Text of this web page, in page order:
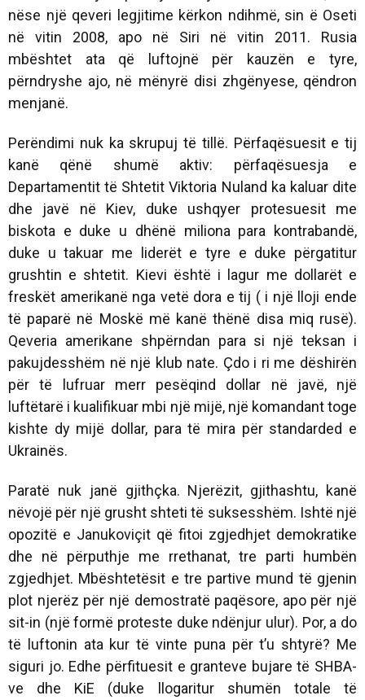
nëse një qeveri legjitime kërkon ndihmë, sin ë Oseti
në vitin 2008, apo në Siri në vitin 2011. Rusia
mbështet ata që luftojnë për kauzën e tyre,
përndryshe ajo, në mënyrë disi zhgënyese, qëndron
menjanë.
Perëndimi nuk ka skrupuj të tillë. Përfaqësuesit e tij
kanë qënë shumë aktiv: përfaqësuesja e
Departamentit të Shtetit Viktoria Nuland ka kaluar dite
dhe javë në Kiev, duke ushqyer protesuesit me
biskota e duke u dhënë miliona para kontrabandë,
duke u takuar me liderët e tyre e duke përgatitur
grushtin e shtetit. Kievi është i lagur me dollarët e
freskët amerikanë nga vetë dora e tij ( i një lloji ende
të paparë në Moskë më kanë thënë disa miq rusë).
Qeveria amerikane shpërndan para si një teksan i
pakujdesshëm në një klub nate. Çdo i ri me dëshirën
për të lufruar merr pesëqind dollar në javë, një
luftëtarë i kualifikuar mbi një mijë, një komandant toge
kishte dy mijë dollar, para të mira për standarded e
Ukrainës.
Paratë nuk janë gjithçka. Njerëzit, gjithashtu, kanë
nëvojë për një grusht shteti të suksesshëm. Ishtë një
opozitë e Janukoviçit që fitoi zgjedhjet demokratike
dhe në përputhje me rrethanat, tre parti humbën
zgjedhjet. Mbështetësit e tre partive mund të gjenin
plot njerëz për një demostratë paqësore, apo për një
sit-in (një formë proteste duke ndënjur ulur). Por, a do
të luftonin ata kur të vinte puna për t’u shtyrë? Me
siguri jo. Edhe përfituesit e granteve bujare të SHBA-
ve dhe KiE (duke llogaritur shumën totale të